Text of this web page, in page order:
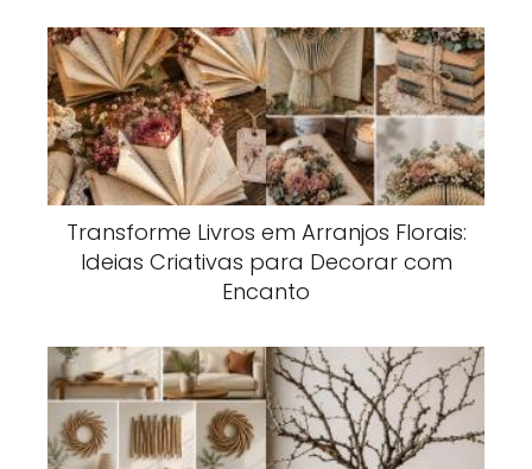
Transforme Livros em Arranjos Florais:
Ideias Criativas para Decorar com
Encanto